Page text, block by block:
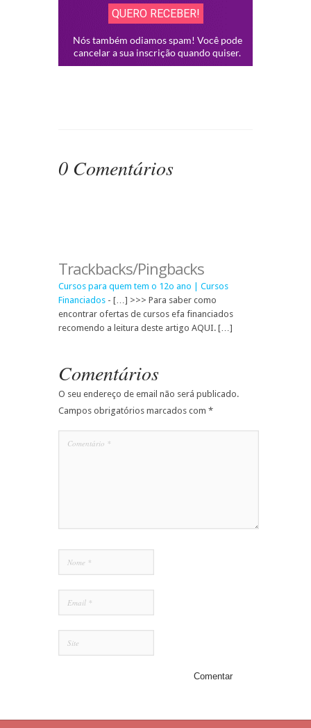
0 Comentários
Trackbacks/Pingbacks
Cursos para quem tem o 12o ano | Cursos
Financiados - […] >>> Para saber como
encontrar ofertas de cursos efa financiados
recomendo a leitura deste artigo AQUI. […]
Comentários
O seu endereço de email não será publicado.
Campos obrigatórios marcados com *